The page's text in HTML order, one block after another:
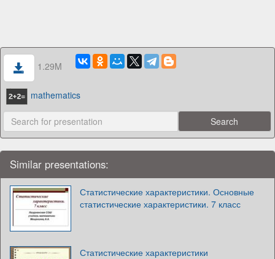
1.29M
mathematics
Similar presentations:
Статистические характеристики. Основные
статистические характеристики. 7 класс
Статистические характеристики